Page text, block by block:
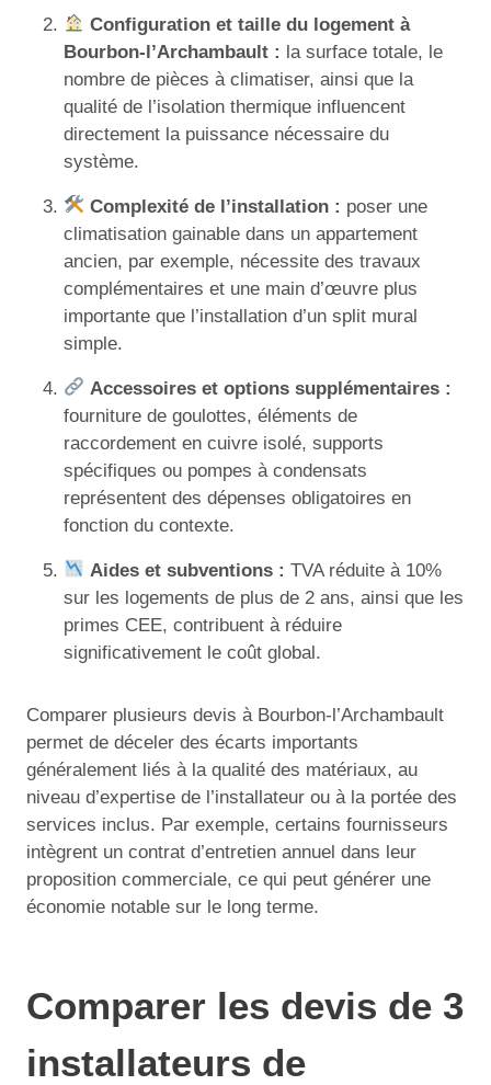
Configuration et taille du logement à
Bourbon-l’Archambault : la surface totale, le
nombre de pièces à climatiser, ainsi que la
qualité de l’isolation thermique influencent
directement la puissance nécessaire du
système.
Complexité de l’installation : poser une
climatisation gainable dans un appartement
ancien, par exemple, nécessite des travaux
complémentaires et une main d’œuvre plus
importante que l’installation d’un split mural
simple.
Accessoires et options supplémentaires :
fourniture de goulottes, éléments de
raccordement en cuivre isolé, supports
spécifiques ou pompes à condensats
représentent des dépenses obligatoires en
fonction du contexte.
Aides et subventions : TVA réduite à 10%
sur les logements de plus de 2 ans, ainsi que les
primes CEE, contribuent à réduire
significativement le coût global.
Comparer plusieurs devis à Bourbon-l’Archambault
permet de déceler des écarts importants
généralement liés à la qualité des matériaux, au
niveau d’expertise de l’installateur ou à la portée des
services inclus. Par exemple, certains fournisseurs
intègrent un contrat d’entretien annuel dans leur
proposition commerciale, ce qui peut générer une
économie notable sur le long terme.
Comparer les devis de 3
installateurs de